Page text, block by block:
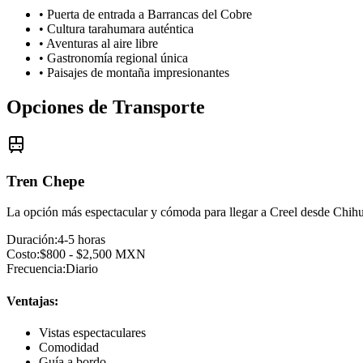
• Puerta de entrada a Barrancas del Cobre
• Cultura tarahumara auténtica
• Aventuras al aire libre
• Gastronomía regional única
• Paisajes de montaña impresionantes
Opciones de Transporte
Tren Chepe
La opción más espectacular y cómoda para llegar a Creel desde
Duración:4-5 horas
Costo:$800 - $2,500 MXN
Frecuencia:Diario
Ventajas:
Vistas espectaculares
Comodidad